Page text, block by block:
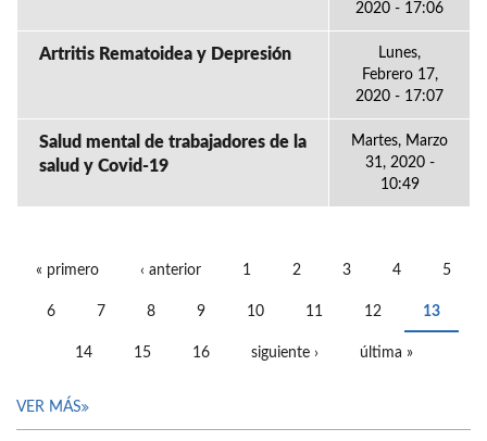
2020 - 17:06
Artritis Rematoidea y Depresión
Lunes,
Febrero 17,
2020 - 17:07
Salud mental de trabajadores de la
salud y Covid-19
Martes, Marzo
31, 2020 -
10:49
« primero ‹ anterior 1 2 3 4 5
6 7 8 9 10 11 12 13
14 15 16 siguiente › última »
VER MÁS